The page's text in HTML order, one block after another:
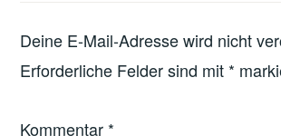
Deine E-Mail-Adresse wird nicht
Erforderliche Felder sind mit *
Kommentar *